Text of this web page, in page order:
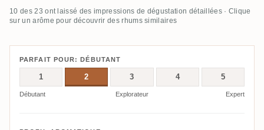
10 des 23 ont laissé des impressions de dégustation détaillées · Clique
sur un arôme pour découvrir des rhums similaires
PARFAIT POUR: DÉBUTANT
1 2 3 4 5
Débutant Explorateur Expert